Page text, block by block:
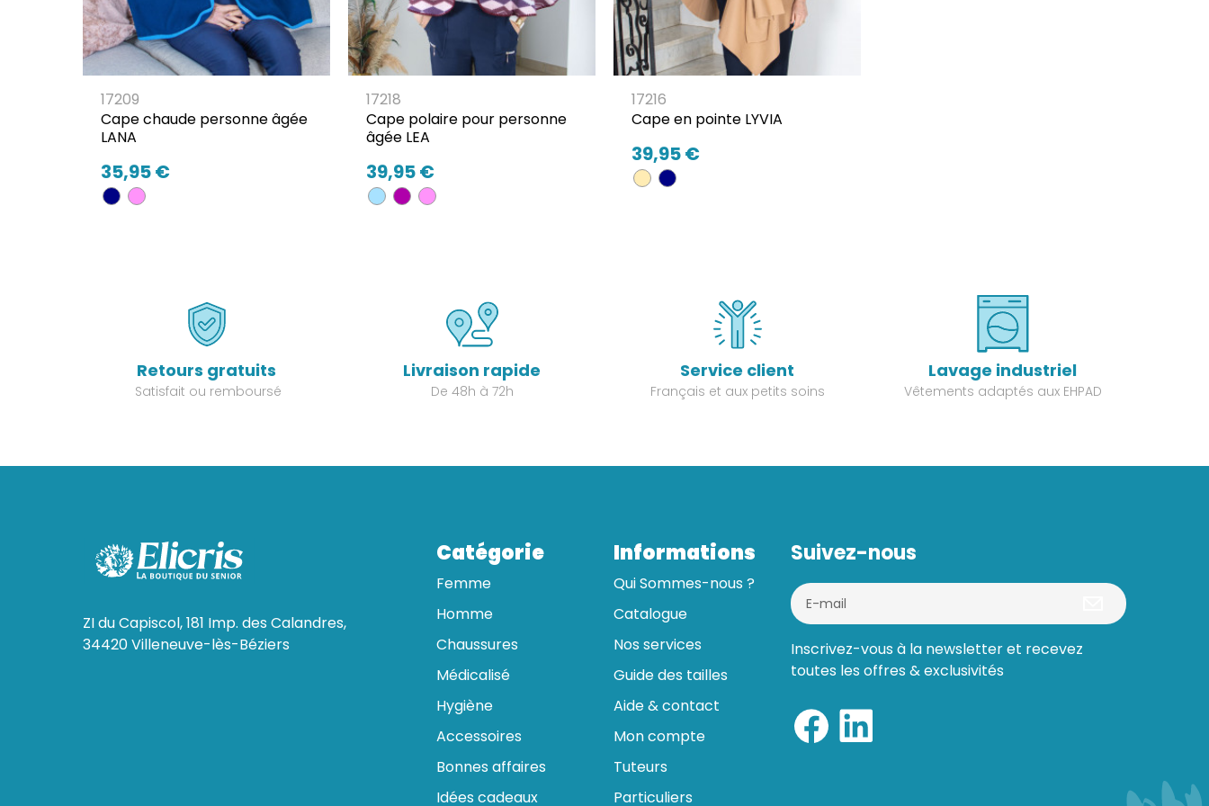
17209
Cape chaude personne âgée
LANA
35,95 €
17218
Cape polaire pour personne
âgée LEA
39,95 €
17216
Cape en pointe LYVIA
39,95 €
Retours gratuits
Satisfait ou remboursé
Livraison rapide
De 48h à 72h
Service client
Français et aux petits soins
Lavage industriel
Vêtements adaptés aux EHPAD
ZI du Capiscol, 181 Imp. des Calandres,
34420 Villeneuve-lès-Béziers
Catégorie
Femme
Homme
Chaussures
Médicalisé
Hygiène
Accessoires
Bonnes affaires
Idées cadeaux
Informations
Qui Sommes-nous ?
Catalogue
Nos services
Guide des tailles
Aide & contact
Mon compte
Tuteurs
Particuliers
Suivez-nous
Inscrivez-vous à la newsletter et recevez
toutes les offres & exclusivités